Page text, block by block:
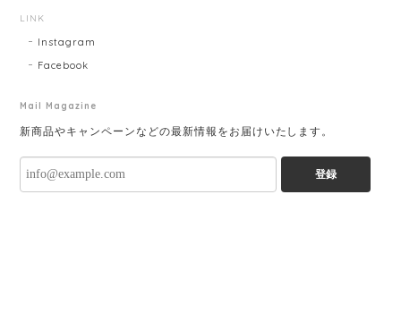
LINK
Instagram
Facebook
Mail Magazine
新商品やキャンペーンなどの最新情報をお届けいたします。
登録